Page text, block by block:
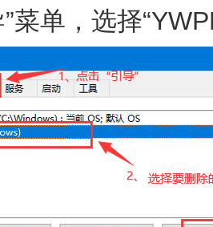
菜单，选择